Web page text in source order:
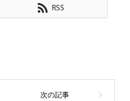
RSS